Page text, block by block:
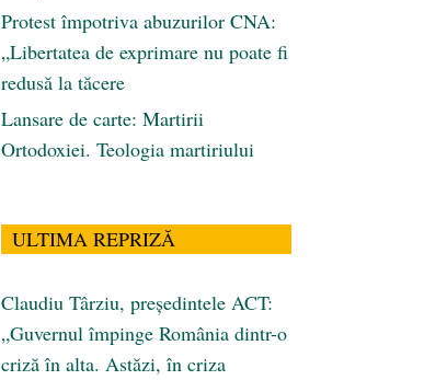
Protest împotriva abuzurilor CNA:
„Libertatea de exprimare nu poate fi
redusă la tăcere
Lansare de carte: Martirii
Ortodoxiei. Teologia martiriului
ULTIMA REPRIZĂ
Claudiu Târziu, președintele ACT:
„Guvernul împinge România dintr-o
criză în alta. Astăzi, în criza